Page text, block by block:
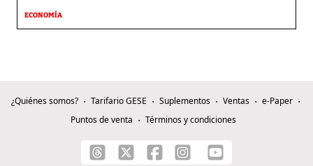
ECONOMÍA
¿Quiénes somos? Tarifario GESE Suplementos Ventas
e-Paper
Puntos de venta
Términos y condiciones